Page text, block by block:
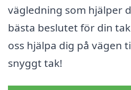
vägledning som hjälper
bästa beslutet för din
oss hjälpa dig på vägen
snyggt tak!